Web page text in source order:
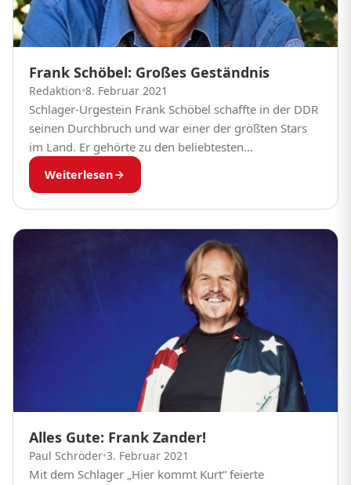
Frank Schöbel: Großes Geständnis
Redaktion•8. Februar 2021
Schlager-Urgestein Frank Schöbel schaffte in der DDR
seinen Durchbruch und war einer der größten Stars
im Land. Er gehörte zu den beliebtesten
Unterhaltungskünstlern im Fernsehen und begeisterte
in DEFA-Filmproduktionen, wie...
Weiterlesen
Alles Gute: Frank Zander!
Paul Schröder•3. Februar 2021
Mit dem Schlager „Hier kommt Kurt“ feierte